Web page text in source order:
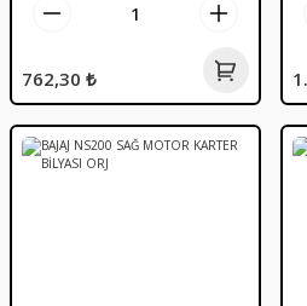
762,30 ₺